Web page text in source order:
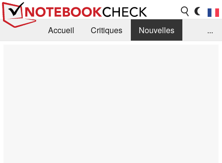
Accueil Critiques
Nouvelles
...